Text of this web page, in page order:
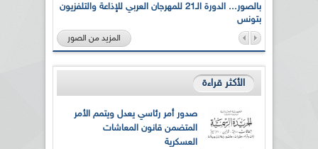
بالصور... الدورة الـ21 للمهرجان العربي للإذاعة والتلفزيون
بتونس
المزيد من الصور
الأكثر قراءة
صدور أمر رئاسي يعدل ويتمم الأمر
المتضمن قانون المعاشات
العسكرية